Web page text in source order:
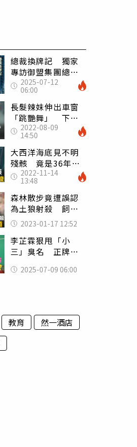
總裁換牌記 獨家
專訪御盟集團總裁
邵永添
2025-07-12
06:00
長髮辣妹伸出車窗
「跳艷舞」 下場
晃到摔在地上
2022-08-09
14:50
大西洋海底見不明
殘骸 竟是36年前
失事太空梭
2022-11-14
13:48
森林散步竟遭誤認
為土狼射殺 飼主
募款替愛犬討公道
2023-01-17 12:52
李芷霖狠甩「小
三」臭名 正牌造
接回家
2025-07-09 06:00
教育
然一酒店